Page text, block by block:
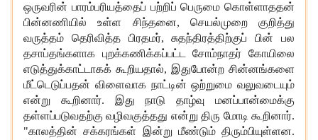
ஒருவரின் பாரம்பரியத்தைப் பற்றிப் பெருமை கொள்ளாததன்
பின்னணியில் உள்ள சிந்தனை, செயல்முறை குறித்து
வருத்தம் தெரிவித்த பிரதமர்,சுதந்திரத்திற்குப் பின் பல
தசாப்தங்களாக புறக்கணிக்கப்பட்ட சோம்நாதர் கோயிலை
எடுத்துக்காட்டாகக் கூறியதால், இதுபோன்ற சின்னங்களை
மீட்டெடுப்பதன் விளைவாக நாட்டின் ஒற்றுமை வலுவடையும்
என்று கூறினார். இது நாடு தாழ்வு மனப்பான்மைக்கு
தள்ளப்படுவதற்கு வழிவகுத்தது என்று திரு மோடி கூறினார்.
"காலத்தின் சக்கரங்கள் இன்று மீண்டும் திரும்பியுள்ளன.